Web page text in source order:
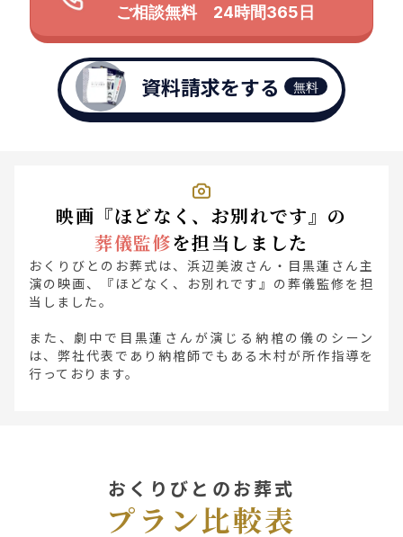
ご相談無料 24時間365日
資料請求をする 無料
映画『ほどなく、お別れです』の
葬儀監修を担当しました
おくりびとのお葬式は、浜辺美波さん・目黒蓮さん主
演の映画、『ほどなく、お別れです』の葬儀監修を担
当しました。
また、劇中で目黒蓮さんが演じる納棺の儀のシーン
は、弊社代表であり納棺師でもある木村が所作指導を
行っております。
おくりびとのお葬式
プラン比較表